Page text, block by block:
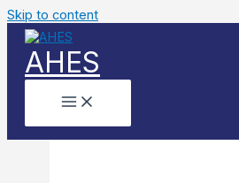
Skip to content
AHES